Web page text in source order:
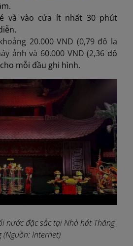
và vào cửa ít nhất 30 phút
20.000 VND (0,79 đô la
ảnh và 60.000 VND (2,36 đô
mỗi đầu ghi hình.
nước đặc sắc tại Nhà hát Thăng
(Nguồn: Internet)